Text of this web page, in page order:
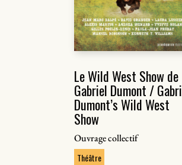
Le Wild West Show de
Gabriel Dumont /
Dumont’s Wild West
Show
Ouvrage collectif
Théâtre